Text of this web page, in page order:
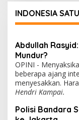
INDONESIA
Abdullah
Mundur?
OPINI -
beberapa ajang
menyesakkan.
Hendri Kampai.
Polisi Bandara